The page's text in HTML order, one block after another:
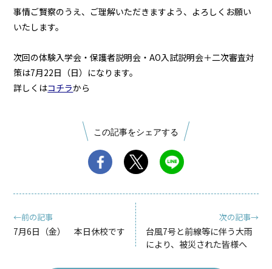
事情ご賢察のうえ、ご理解いただきますよう、よろしくお願い
いたします。
次回の体験入学会・保護者説明会・AO入試説明会＋二次審査対
策は7月22日（日）になります。
詳しくはコチラから
この記事をシェアする
←前の記事
7月6日（金） 本日休校です
次の記事→
台風7号と前線等に伴う大雨
により、被災された皆様へ